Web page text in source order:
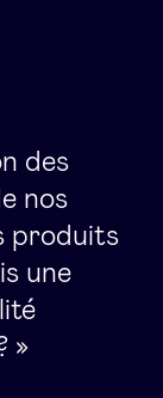
des
nos
produits
une
»